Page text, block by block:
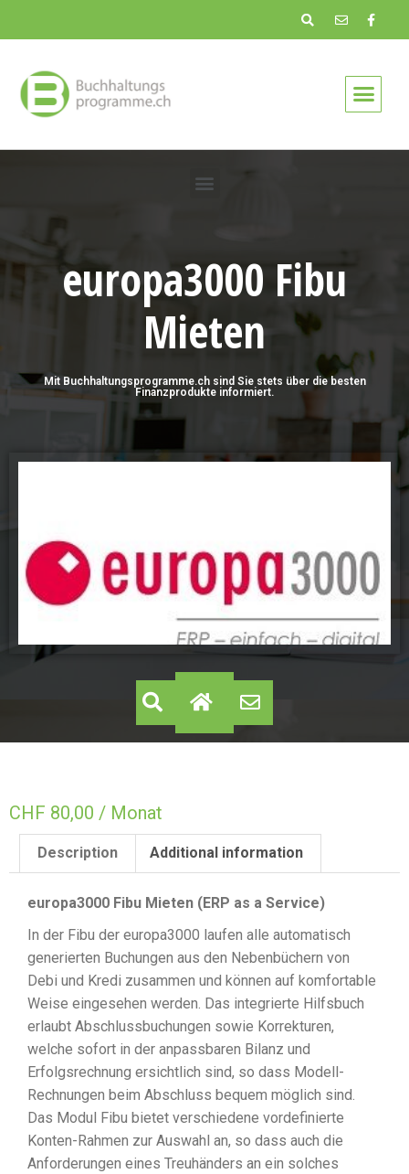
europa3000 Fibu
Mieten
Mit Buchhaltungsprogramme.ch sind Sie stets über die besten
Finanzprodukte informiert.
CHF 80,00 / Monat
Description Additional information
europa3000 Fibu Mieten (ERP as a Service)
In der Fibu der europa3000 laufen alle automatisch
generierten Buchungen aus den Nebenbüchern von
Debi und Kredi zusammen und können auf komfortable
Weise eingesehen werden. Das integrierte Hilfsbuch
erlaubt Abschlussbuchungen sowie Korrekturen,
welche sofort in der anpassbaren Bilanz und
Erfolgsrechnung ersichtlich sind, so dass Modell-
Rechnungen beim Abschluss bequem möglich sind.
Das Modul Fibu bietet verschiedene vordefinierte
Konten-Rahmen zur Auswahl an, so dass auch die
Anforderungen eines Treuhänders an ein solches